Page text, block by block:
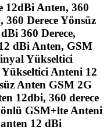
12dBi Anten, 360
Derece Yönsüz
360 Derece,
dBi Anten, GSM
Yükseltici
Anteni 12
Anten GSM 2G
12dbi, 360 derece
GSM+lte Anteni
12 dBi